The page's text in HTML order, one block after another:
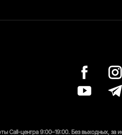
Call-центра 9:00–19:00. Без выходных, за